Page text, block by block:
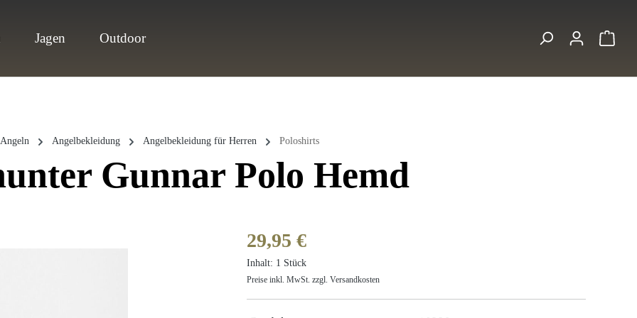
Jagen Outdoor
Angeln Angelbekleidung Angelbekleidung für Herren Poloshirts
Gunnar Polo Hemd
Regulärer Preis:
29,95 €
Inhalt: 1 Stück
Preise inkl. MwSt. zzgl. Versandkosten